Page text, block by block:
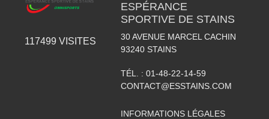
117499 VISITES
ESPÉRANCE
SPORTIVE DE STAINS
30 AVENUE MARCEL CACHIN
93240 STAINS
TÉL. : 01-48-22-14-59
CONTACT@ESSTAINS.COM
INFORMATIONS LÉGALES